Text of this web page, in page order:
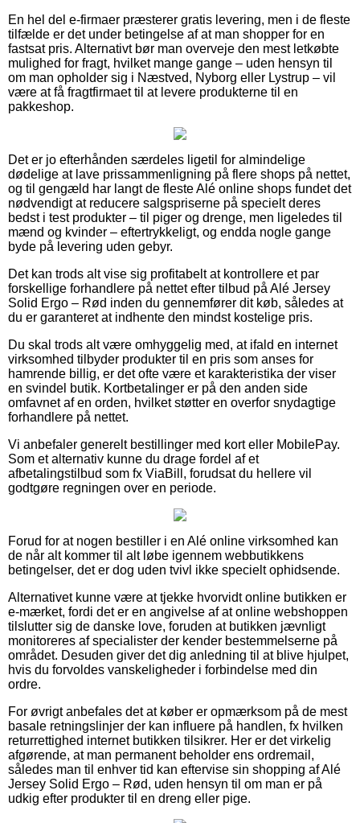
En hel del e-firmaer præsterer gratis levering, men i de fleste
tilfælde er det under betingelse af at man shopper for en
fastsat pris. Alternativt bør man overveje den mest letkøbte
mulighed for fragt, hvilket mange gange – uden hensyn til
om man opholder sig i Næstved, Nyborg eller Lystrup – vil
være at få fragtfirmaet til at levere produkterne til en
pakkeshop.
Det er jo efterhånden særdeles ligetil for almindelige
dødelige at lave prissammenligning på flere shops på nettet,
og til gengæld har langt de fleste Alé online shops fundet det
nødvendigt at reducere salgspriserne på specielt deres
bedst i test produkter – til piger og drenge, men ligeledes til
mænd og kvinder – eftertrykkeligt, og endda nogle gange
byde på levering uden gebyr.
Det kan trods alt vise sig profitabelt at kontrollere et par
forskellige forhandlere på nettet efter tilbud på Alé Jersey
Solid Ergo – Rød inden du gennemfører dit køb, således at
du er garanteret at indhente den mindst kostelige pris.
Du skal trods alt være omhyggelig med, at ifald en internet
virksomhed tilbyder produkter til en pris som anses for
hamrende billig, er det ofte være et karakteristika der viser
en svindel butik. Kortbetalinger er på den anden side
omfavnet af en orden, hvilket støtter en overfor snydagtige
forhandlere på nettet.
Vi anbefaler generelt bestillinger med kort eller MobilePay.
Som et alternativ kunne du drage fordel af et
afbetalingstilbud som fx ViaBill, forudsat du hellere vil
godtgøre regningen over en periode.
Forud for at nogen bestiller i en Alé online virksomhed kan
de når alt kommer til alt løbe igennem webbutikkens
betingelser, det er dog uden tvivl ikke specielt ophidsende.
Alternativet kunne være at tjekke hvorvidt online butikken er
e-mærket, fordi det er en angivelse af at online webshoppen
tilslutter sig de danske love, foruden at butikken jævnligt
monitoreres af specialister der kender bestemmelserne på
området. Desuden giver det dig anledning til at blive hjulpet,
hvis du forvoldes vanskeligheder i forbindelse med din
ordre.
For øvrigt anbefales det at køber er opmærksom på de mest
basale retningslinjer der kan influere på handlen, fx hvilken
returrettighed internet butikken tilsikrer. Her er det virkelig
afgørende, at man permanent beholder ens ordremail,
således man til enhver tid kan eftervise sin shopping af Alé
Jersey Solid Ergo – Rød, uden hensyn til om man er på
udkig efter produkter til en dreng eller pige.